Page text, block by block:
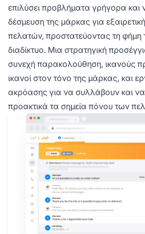
επιλύσει προβλήματα γρήγορα και
δέσμευση της μάρκας για
πελατών, προστατεύοντας τη φήμη
διαδίκτυο. Μια στρατηγική
συνεχή παρακολούθηση, ικανούς
ικανοί στον τόνο της μάρκας, και
ακρόασης για να συλλάβουν και να
προακτικά τα σημεία πόνου των